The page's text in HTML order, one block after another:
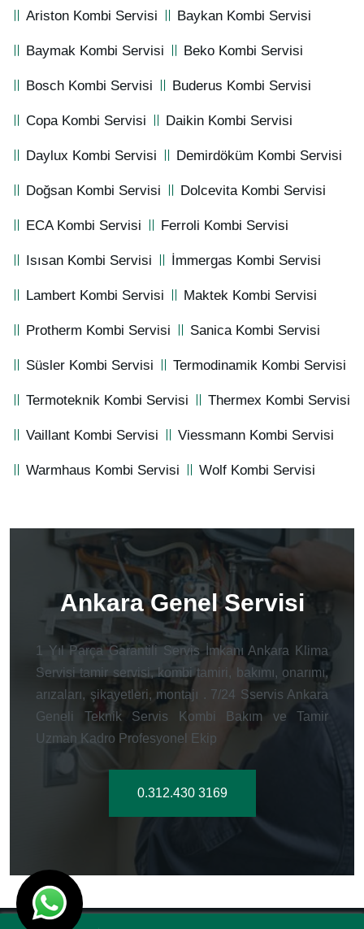
Ariston Kombi Servisi Baykan Kombi Servisi
Baymak Kombi Servisi Beko Kombi Servisi
Bosch Kombi Servisi Buderus Kombi Servisi
Copa Kombi Servisi Daikin Kombi Servisi
Daylux Kombi Servisi Demirdöküm Kombi Servisi
Doğsan Kombi Servisi Dolcevita Kombi Servisi
ECA Kombi Servisi Ferroli Kombi Servisi
Isısan Kombi Servisi İmmergas Kombi Servisi
Lambert Kombi Servisi Maktek Kombi Servisi
Protherm Kombi Servisi Sanica Kombi Servisi
Süsler Kombi Servisi Termodinamik Kombi Servisi
Termoteknik Kombi Servisi Thermex Kombi Servisi
Vaillant Kombi Servisi Viessmann Kombi Servisi
Warmhaus Kombi Servisi Wolf Kombi Servisi
Ankara Genel Servisi
1 Yıl Parça Garantili Servis İmkanı Ankara Klima
Servisi tamir servisi, kombi tamiri, bakımı, onarımı,
arızaları, şikayetleri, montajı . 7/24 Sservis Ankara
Geneli Teknik Servis Kombi Bakım ve Tamir
Uzman Kadro Profesyonel Ekip
0.312.430 3169